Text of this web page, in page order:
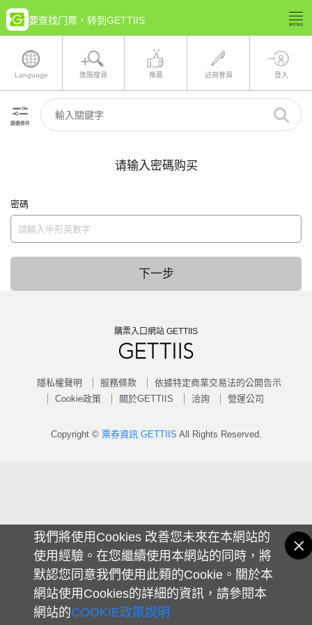
我們將使用Cookies 改善您未來在本網站的
使用經驗。在您繼續使用本網站的同時，將
默認您同意我們使用此類的Cookie。關於本
網站使用Cookies的詳細的資訊，請參閱本
網站的COOKIE政策說明
要查找门票，转到GETTIIS
Language 進階搜尋 推薦 註冊會員 登入
篩選條件
请输入密碼购买
密碼
下一步
購票入口網站 GETTIIS
隱私權聲明 服務條款
依據特定商業交易法的公開告示
Cookie政策
關於GETTIIS 洽詢 營運公司
Copyright © 票券資訊 GETTIIS All Rights Reserved.